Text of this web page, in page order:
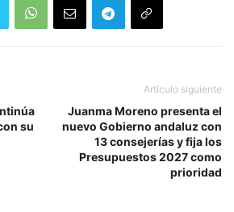
su
Artículo siguiente
Juanma Moreno presenta el
nuevo Gobierno andaluz con
13 consejerías y fija los
Presupuestos 2027 como
prioridad